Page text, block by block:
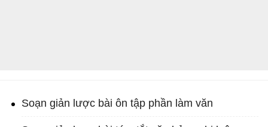
Soạn giản lược bài ôn tập phần làm văn